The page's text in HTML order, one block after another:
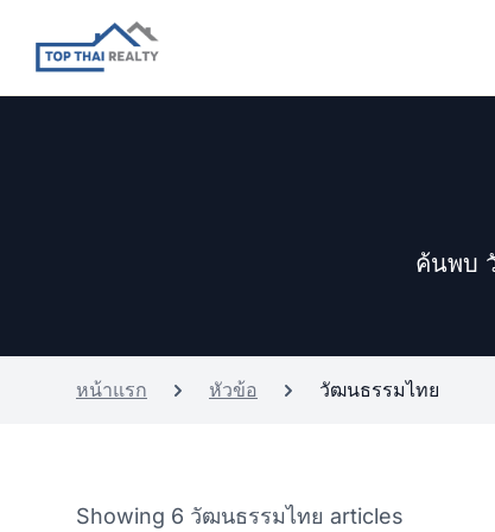
ค้นพบ
หน้าแรก หัวข้อ วัฒนธรรมไทย
Showing 6 วัฒนธรรมไทย articles